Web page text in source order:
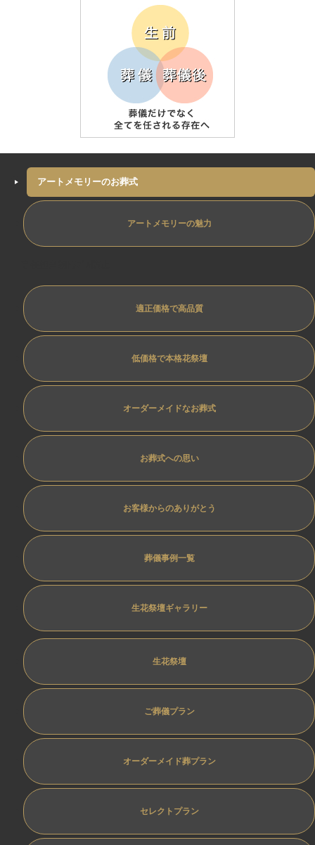
アートメモリーのお葬式
アートメモリーの魅力
適正価格で高品質
低価格で本格花祭壇
オーダーメイドなお葬式
お葬式への思い
お客様からのありがとう
葬儀事例一覧
生花祭壇ギャラリー
生花祭壇
ご葬儀プラン
オーダーメイド葬プラン
セレクトプラン